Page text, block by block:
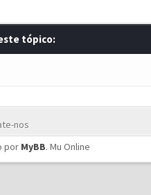
tópico:
nos
por MyBB. Mu Online